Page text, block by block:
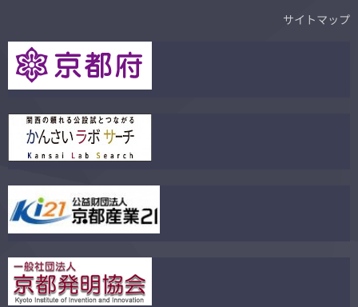
サイトマップ